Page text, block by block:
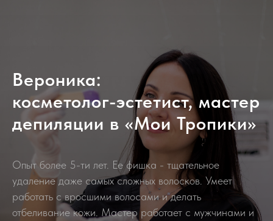
Вероника:
косметолог-эстетист, мастер
депиляции в «Мои Тропики»
Опыт более 5-ти лет. Ее фишка - тщательное
удаление даже самых сложных волосков. Умеет
работать с вросшими волосами и делать
отбеливание кожи. Мастер работает с мужчинами и